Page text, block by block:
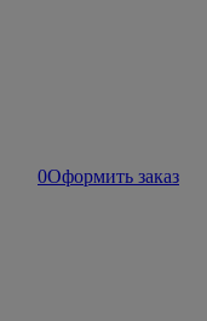
0Оформить заказ